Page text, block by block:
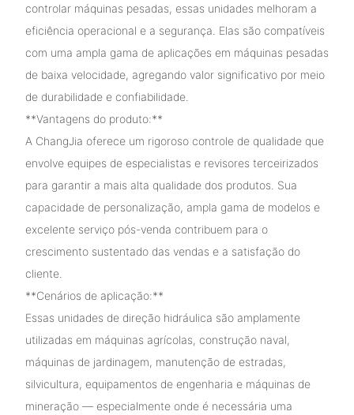
controlar máquinas pesadas, essas unidades melhoram a
eficiência operacional e a segurança. Elas são compatíveis
com uma ampla gama de aplicações em máquinas pesadas
de baixa velocidade, agregando valor significativo por meio
de durabilidade e confiabilidade.
**Vantagens do produto:**
A ChangJia oferece um rigoroso controle de qualidade que
envolve equipes de especialistas e revisores terceirizados
para garantir a mais alta qualidade dos produtos. Sua
capacidade de personalização, ampla gama de modelos e
excelente serviço pós-venda contribuem para o
crescimento sustentado das vendas e a satisfação do
cliente.
**Cenários de aplicação:**
Essas unidades de direção hidráulica são amplamente
utilizadas em máquinas agrícolas, construção naval,
máquinas de jardinagem, manutenção de estradas,
silvicultura, equipamentos de engenharia e máquinas de
mineração — especialmente onde é necessária uma